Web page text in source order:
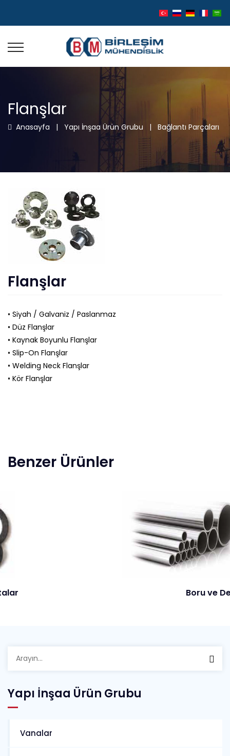
Flanşlar
Anasayfa | Yapı İnşaa Ürün Grubu | Bağlantı Parçaları
Flanşlar
• Siyah / Galvaniz / Paslanmaz
• Düz Flanşlar
• Kaynak Boyunlu Flanşlar
• Slip-On Flanşlar
• Welding Neck Flanşlar
• Kör Flanşlar
Benzer Ürünler
Boru ve Demir Grubu
Yapı İnşaa Ürün Grubu
Vanalar